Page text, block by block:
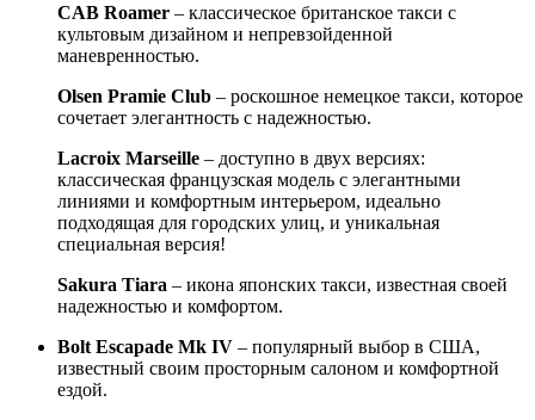
CAB Roamer – классическое британское такси с
культовым дизайном и непревзойденной
маневренностью.
Olsen Pramie Club – роскошное немецкое такси, которое
сочетает элегантность с надежностью.
Lacroix Marseille – доступно в двух версиях:
классическая французская модель с элегантными
линиями и комфортным интерьером, идеально
подходящая для городских улиц, и уникальная
специальная версия!
Sakura Tiara – икона японских такси, известная своей
надежностью и комфортом.
Bolt Escapade Mk IV – популярный выбор в США,
известный своим просторным салоном и комфортной
ездой.